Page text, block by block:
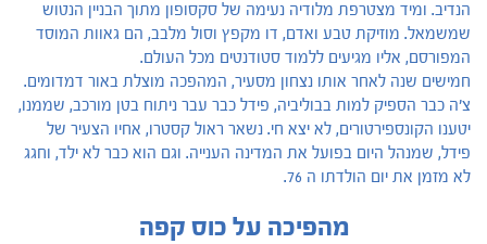
הנדיב. ומיד מצטרפת מלודיה נעימה של סקסופון מתוך הבניין הנטוש
שמשמאל. מוזיקת טבע ואדם, דו מקפץ וסול מלבב, הם גאוות המוסד
המפורסם, אליו מגיעים ללמוד סטודנטים מכל העולם.
חמישים שנה לאחר אותו נצחון מסעיר, המהפכה מוצלת באור דמדומים.
צ'ה כבר הספיק למות בבוליביה, פידל כבר עבר ניתוח בטן מורכב, שממנו,
יטענו הקונספירטורים, לא יצא חי. נשאר ראול קסטרו, אחיו הצעיר של
פידל, שמנהל היום בפועל את המדינה הענייה. וגם הוא כבר לא ילד, וחגג
לא מזמן את יום הולדתו ה 76.
מהפיכה על כוס קפה